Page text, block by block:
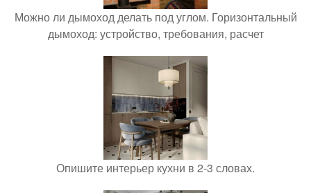
Можно ли дымоход делать под углом. Горизонтальный
дымоход: устройство, требования, расчет
Опишите интерьер кухни в 2-3 словах.